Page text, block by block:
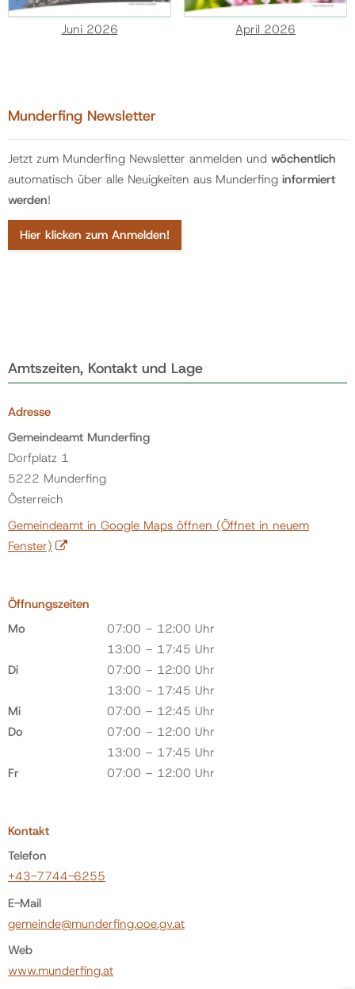
Juni 2026 April 2026
Munderfing Newsletter
Jetzt zum Munderfing Newsletter anmelden und wöchentlich
automatisch über alle Neuigkeiten aus Munderfing informiert
werden!
Hier klicken zum Anmelden!
Amtszeiten, Kontakt und Lage
Adresse
Gemeindeamt Munderfing
Dorfplatz 1
5222 Munderfing
Österreich
Gemeindeamt in Google Maps öffnen (Öffnet in neuem
Fenster)
Öffnungszeiten
Mo
07:00 – 12:00 Uhr
13:00 – 17:45 Uhr
Di
07:00 – 12:00 Uhr
13:00 – 17:45 Uhr
Mi
07:00 – 12:45 Uhr
Do
07:00 – 12:00 Uhr
13:00 – 17:45 Uhr
Fr
07:00 – 12:00 Uhr
Kontakt
Telefon
+43-7744-6255
E-Mail
gemeinde@munderfing.ooe.gv.at
Web
www.munderfing.at